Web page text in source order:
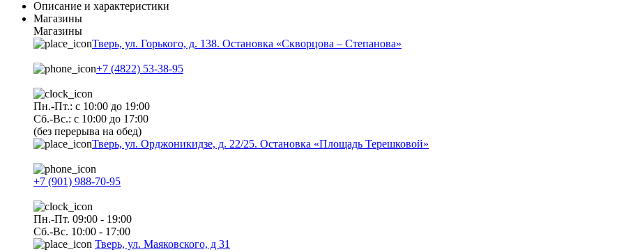
Описание и характеристики
Магазины
Магазины
Тверь, ул. Горького, д. 138. Остановка «Скворцова – Степанова»
+7 (4822) 53-38-95
Пн.-Пт.: с 10:00 до 19:00
Сб.-Вс.: с 10:00 до 17:00
(без перерыва на обед)
Тверь, ул. Орджоникидзе, д. 22/25. Остановка «Площадь Терешковой»
+7 (901) 988-70-95
Пн.-Пт. 09:00 - 19:00
Сб.-Вс. 10:00 - 17:00
Тверь, ул. Маяковского, д 31